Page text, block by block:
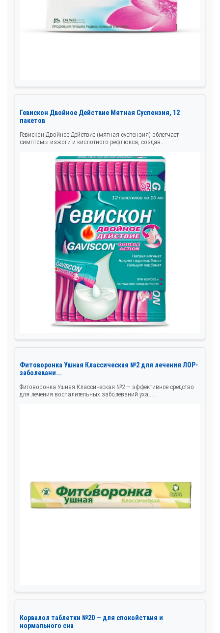
Гевискон Двойное Действие Мятная Суспензия, 12
пакетов
Гевискон Двойное Действие (мятная суспензия) облегчает
симптомы изжоги и кислотного рефлюкса, создав...
Фитоворонка Ушная Классическая №2 для лечения ЛОР-
заболевани...
Фитоворонка Ушная Классическая №2 — эффективное средство
для лечения воспалительных заболеваний уха,...
Корвалол таблетки №20 — для спокойствия и
нормального сна